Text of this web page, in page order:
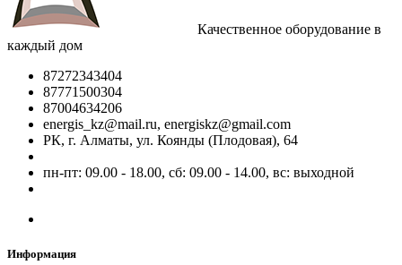
Качественное оборудование в
каждый дом
87272343404
87771500304
87004634206
energis_kz@mail.ru, energiskz@gmail.com
РК, г. Алматы, ул. Коянды (Плодовая), 64
пн-пт: 09.00 - 18.00, сб: 09.00 - 14.00, вс: выходной
Информация